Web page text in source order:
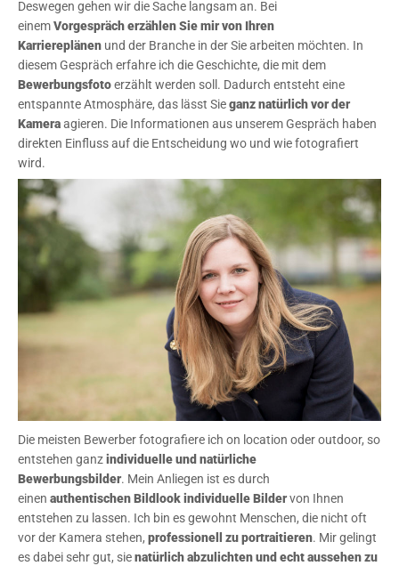
Deswegen gehen wir die Sache langsam an. Bei
einemVorgespräch erzählen Sie mir von Ihren
Karriereplänen und der Branche in der Sie arbeiten möchten. In
diesem Gespräch erfahre ich die Geschichte, die mit dem
Bewerbungsfotoerzählt werden soll. Dadurch entsteht eine
entspannte Atmosphäre, das lässt Sieganz natürlich vor der
Kameraagieren. Die Informationen aus unserem Gespräch haben
direkten Einfluss auf die Entscheidung wo und wie fotografiert
wird.
Die meisten Bewerber fotografiere ich on location oder outdoor, so
entstehen ganzindividuelle und natürliche
Bewerbungsbilder. Mein Anliegen ist es durch
einen authentischen Bildlook individuelle Bildervon Ihnen
entstehen zu lassen. Ich bin es gewohnt Menschen, die nicht oft
vor der Kamera stehen, professionell zu portraitieren. Mir gelingt
es dabei sehr gut, sienatürlich abzulichten und echt aussehen zu